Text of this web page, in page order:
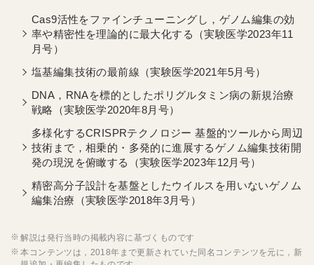
Cas9活性をファインチューニングし，ゲノム編集の効
率や精密性を理論的に最大化する（実験医学2023年11
月号）
塩基編集技術の最前線（実験医学2021年5月号）
DNA，RNAを標的としたポリグルタミン病の新規治療
戦略（実験医学2020年8月号）
多様化するCRISPRテクノロジー 基盤的ツールから周辺
技術まで，相乗的・多発的に進展するゲノム編集技術開
発の現況を俯瞰する（実験医学2023年12月号）
精密高分子設計を基盤としたウイルスを用いないゲノム
編集治療（実験医学2018年3月号）
解説は発行当時の掲載内容に基づくものです
本コンテンツは，2018年まで更新されていた同名コンテンツを元に，新